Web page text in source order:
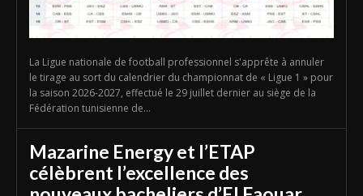
La Ligue nationale de football professionnel s'apprête à annuler
le tirage au sort du calendrier du championnat de « Ligue 1 » pour
la saison 2026-2027, effectué le 29 juillet dernier au siège de la
Fédération tunisienne de...
Mazarine Energy et l’ETAP
célèbrent l’excellence des